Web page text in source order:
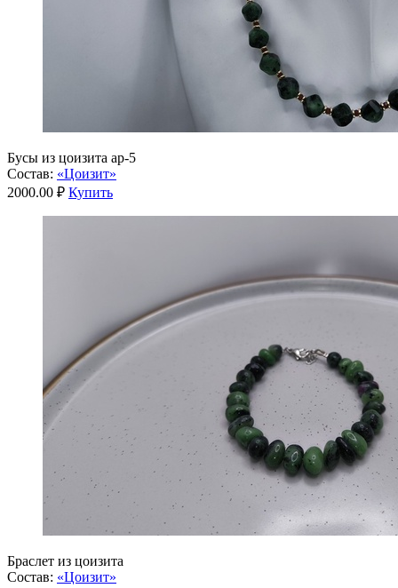
Бусы из цоизита ар-5
Состав: «Цоизит»
2000.00 ₽ Купить
Браслет из цоизита
Состав: «Цоизит»